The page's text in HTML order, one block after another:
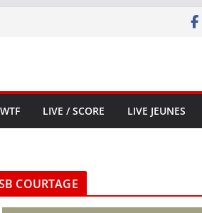
WTF LIVE / SCORE LIVE JEUNES
COURTAGE